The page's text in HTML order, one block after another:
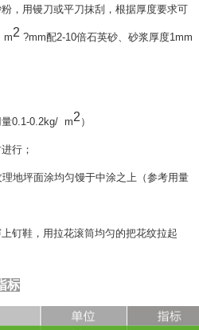
，用镘刀或平刀抹刮，根据厚度要求可
m2 ?mm配2-10倍石英砂、砂浆厚度1mm
量0.1-0.2kg/ m2 ）
行；
地坪面涂均匀馒于中涂之上（参考用量
钉鞋，用拉花滚筒均匀的把花纹拉起
标